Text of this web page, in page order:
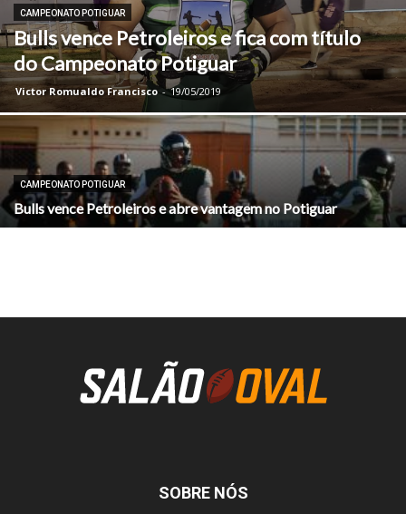
CAMPEONATO POTIGUAR
Bulls vence Petroleiros e fica com título
do Campeonato Potiguar
Victor Romualdo Francisco - 19/05/2019
CAMPEONATO POTIGUAR
Bulls vence Petroleiros e abre vantagem no Potiguar
SOBRE NÓS